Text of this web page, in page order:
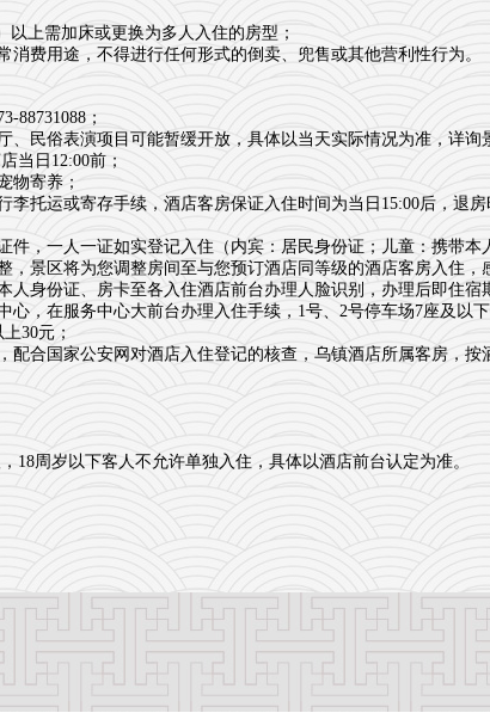
上需加床或更换为多人入住的房型；
费用途，不得进行任何形式的倒卖、兜售或其他营利性行为。
88731088；
民俗表演项目可能暂缓开放，具体以当天实际情况为准，详询
当日12:00前；
物寄养；
李托运或寄存手续，酒店客房保证入住时间为当日15:00后，退
，一人一证如实登记入住（内宾：居民身份证；儿童：携带
，景区将为您调整房间至与您预订酒店同等级的酒店客房入住，
身份证、房卡至各入住酒店前台办理人脸识别，办理后即住宿
，在服务中心大前台办理入住手续，1号、2号停车场7座及以
30元；
合国家公安网对酒店入住登记的核查，乌镇酒店所属客房，按
18周岁以下客人不允许单独入住，具体以酒店前台认定为准。